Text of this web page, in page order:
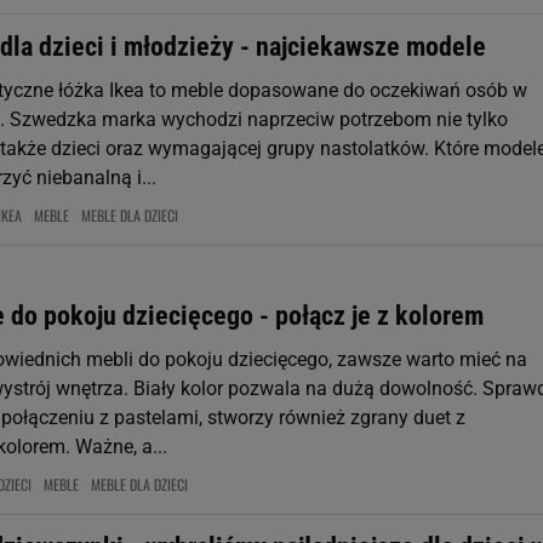
dzieci i młodzieży - najciekawsze modele
łóżka Ikea to meble dopasowane do oczekiwań osób w
Szwedzka marka wychodzi naprzeciw potrzebom nie tylko
także dzieci oraz wymagającej grupy nastolatków. Które
niebanalną i...
MEBLE MEBLE DLA DZIECI
do pokoju dziecięcego - połącz je z kolorem
mebli do pokoju dziecięcego, zawsze warto mieć na
wnętrza. Biały kolor pozwala na dużą dowolność.
z pastelami, stworzy również zgrany duet z
Ważne, a...
MEBLE MEBLE DLA DZIECI